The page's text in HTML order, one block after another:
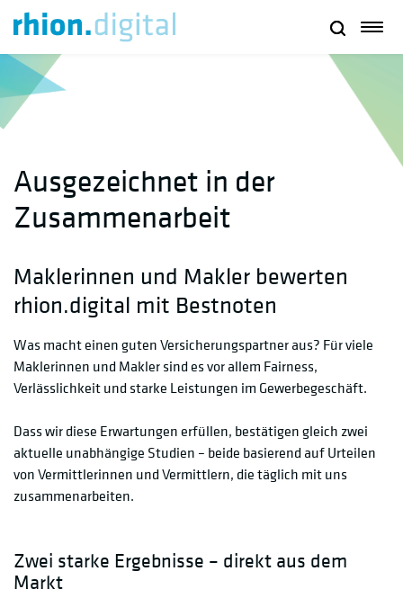
Ausgezeichnet in der
Zusammenarbeit
Maklerinnen und Makler bewerten
rhion.digital mit Bestnoten
Was macht einen guten Versicherungspartner aus? Für viele
Maklerinnen und Makler sind es vor allem Fairness,
Verlässlichkeit und starke Leistungen im Gewerbegeschäft.
Dass wir diese Erwartungen erfüllen, bestätigen gleich zwei
aktuelle unabhängige Studien – beide basierend auf Urteilen
von Vermittlerinnen und Vermittlern, die täglich mit uns
zusammenarbeiten.
Zwei starke Ergebnisse – direkt aus dem
Markt